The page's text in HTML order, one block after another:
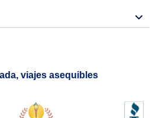
viajes asequibles